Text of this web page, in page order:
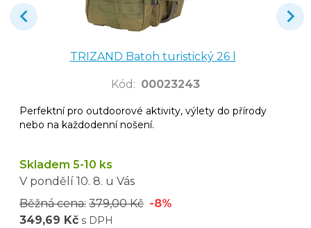
TRIZAND Batoh turistický 26 l
Kód : 00023243
Perfektní pro outdoorové aktivity, výlety do přírody
nebo na každodenní nošení.
Skladem 5-10 ks
V pondělí 10. 8. u Vás
Běžná cena: 379,00 Kč -8%
349,69 Kč s DPH